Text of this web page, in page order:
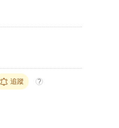
追蹤 ?